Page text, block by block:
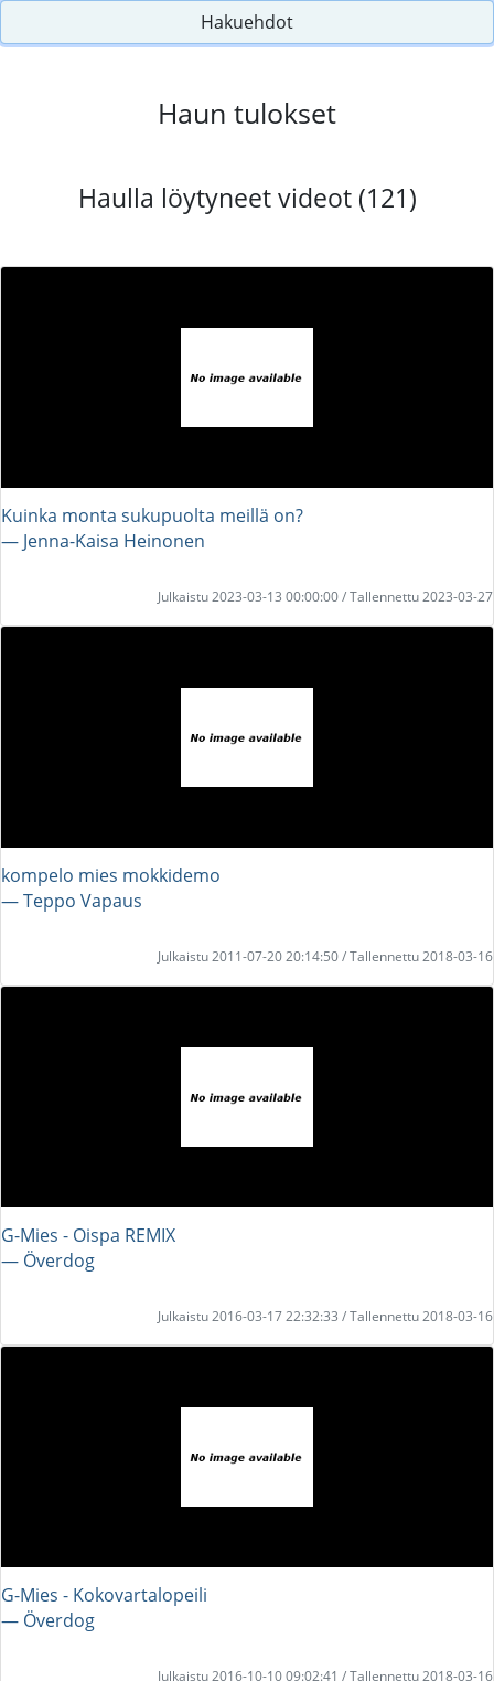
Hakuehdot
Haun tulokset
Haulla löytyneet videot (121)
Kuinka monta sukupuolta meillä on?
― Jenna-Kaisa Heinonen
Julkaistu 2023-03-13 00:00:00 / Tallennettu 2023-03-27
kompelo mies mokkidemo
― Teppo Vapaus
Julkaistu 2011-07-20 20:14:50 / Tallennettu 2018-03-16
G-Mies - Oispa REMIX
― Överdog
Julkaistu 2016-03-17 22:32:33 / Tallennettu 2018-03-16
G-Mies - Kokovartalopeili
― Överdog
Julkaistu 2016-10-10 09:02:41 / Tallennettu 2018-03-16